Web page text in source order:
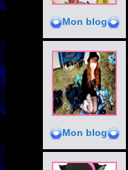
Mon blog
Mon blog